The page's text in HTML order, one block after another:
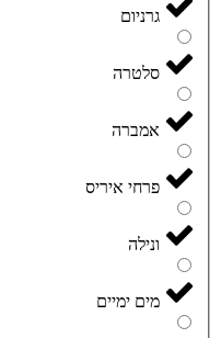
גרניום
סלטרה
אמברה
פרחי איריס
ונילה
מים ימיים